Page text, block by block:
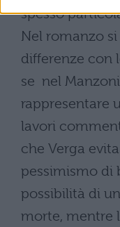
spesso
Nel romanzo
differenze con
se nel
rappresentare
lavori
che Verga
pessimismo di
possibilità di
morte, mentre